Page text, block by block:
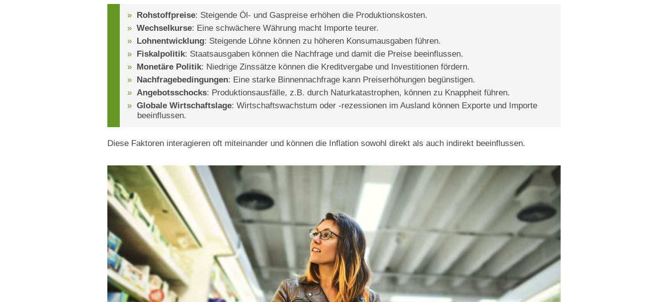
Rohstoffpreise: Steigende Öl- und Gaspreise erhöhen die Produktionskosten.
Wechselkurse: Eine schwächere Währung macht Importe teurer.
Lohnentwicklung: Steigende Löhne können zu höheren Konsumausgaben führen.
Fiskalpolitik: Staatsausgaben können die Nachfrage und damit die Preise beeinflussen.
Monetäre Politik: Niedrige Zinssätze können die Kreditvergabe und Investitionen fördern.
Nachfragebedingungen: Eine starke Binnennachfrage kann Preiserhöhungen begünstigen.
Angebotsschocks: Produktionsausfälle, z.B. durch Naturkatastrophen, können zu Knappheit führen.
Globale Wirtschaftslage: Wirtschaftswachstum oder -rezessionen im Ausland können Exporte und Importe
beeinflussen.
Diese Faktoren interagieren oft miteinander und können die Inflation sowohl direkt als auch indirekt beeinflussen.